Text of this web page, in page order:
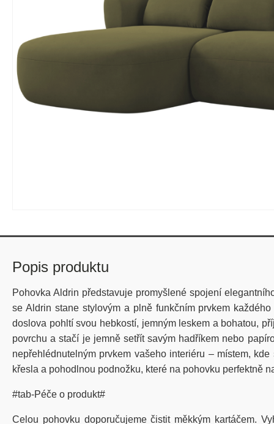
Popis produktu
Pohovka Aldrin představuje promyšlené spojení
se Aldrin stane stylovým a plně funkčním prvkem
doslova pohltí svou hebkostí, jemným leskem a bohatou,
povrchu a stačí je jemně setřít savým hadříkem nebo
nepřehlédnutelným prvkem vašeho interiéru – místem,
křesla a pohodlnou podnožku, které na pohovku perfektně
#tab-Péče o produkt#
Celou pohovku doporučujeme čistit měkkým kartáčem.